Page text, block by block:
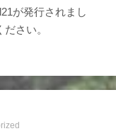
が発行されまし
ださい。